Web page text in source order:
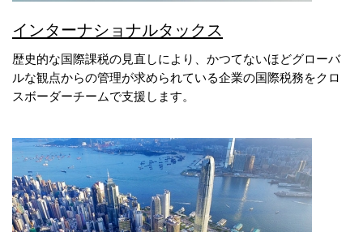
インターナショナルタックス
歴史的な国際課税の見直しにより、かつてないほどグローバ
ルな観点からの管理が求められている企業の国際税務をクロ
スボーダーチームで支援します。